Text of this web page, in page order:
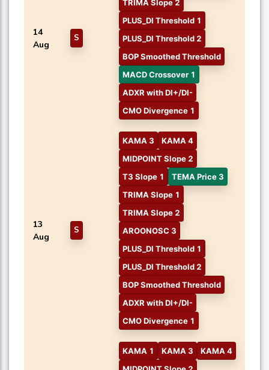
14
Aug
S
TRIMA Slope 2
PLUS_DI Threshold 1
PLUS_DI Threshold 2
BOP Smoothed Threshold
MACD Crossover 1
ADXR with DI+/DI-
CMO Divergence 1
13
Aug
S
KAMA 3
KAMA 4
MIDPOINT Slope 2
T3 Slope 1
TEMA Price 3
TRIMA Slope 1
TRIMA Slope 2
AROONOSC 3
PLUS_DI Threshold 1
PLUS_DI Threshold 2
BOP Smoothed Threshold
ADXR with DI+/DI-
CMO Divergence 1
KAMA 1 KAMA 3
KAMA 4